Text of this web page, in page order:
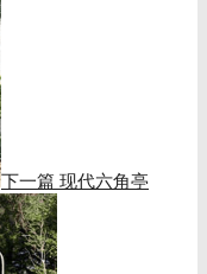
下一篇 现代六角亭